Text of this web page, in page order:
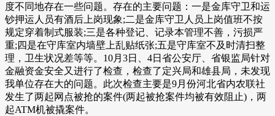
度不同地存在一些问题。存在的主要问题：一是金库守卫和运
钞押运人员有酒后上岗现象;二是金库守卫人员上岗值班不按
规定穿着制式服装;三是各种登记、记录本管理不善，污损严
重;四是在守库室内墙壁上乱贴纸张;五是守库室不及时清扫整
理，卫生状况差等等。10月3日、4日省公安厅、省银监局针对
金融资金安全又进行了检查，检查了定兴局和雄县局，未发现
我单位存在大的问题。此次检查主要是9月份河北省内农联社
发生了两起网点被抢的案件(两起被抢案件均被有效阻止)，两
起ATM机被撬案件。